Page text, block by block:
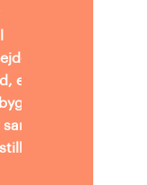
er trykt